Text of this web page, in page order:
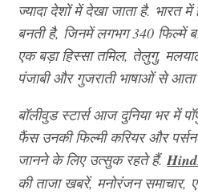
ज्यादा देशों में देखा जाता है. भारत
बनती है, जिनमें लगभग 340 फिल्में
एक बड़ा हिस्सा तमिल, तेलुगु,
पंजाबी और गुजराती भाषाओं से आता
बॉलीवुड स्टार्स आज दुनिया भर में
फैंस उनकी फिल्मी करियर और
जानने के लिए उत्सुक रहते हैं.
की ताजा खबरें, मनोरंजन